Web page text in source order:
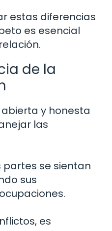
estas diferencias
es esencial
de la
y honesta
las
partes se sientan
sus
es